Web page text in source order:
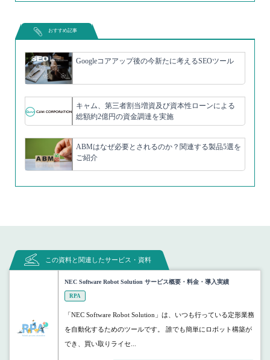
おすすめ記事
Googleコアアップ後の今新たに考えるSEOツール
キャム、第三者割当増資及び資本性ローンによる
総額約2億円の資金調達を実施
ABMはなぜ必要とされるのか？関連する製品5選を
ご紹介
この資料と関連したサービス・資料
NEC Software Robot Solution サービス概要・料金・導入実績
RPA
「NEC Software Robot Solution」は、いつも行っている定形業務
を自動化するためのツールです。 誰でも簡単にロボット構築が
でき、買い取りライセ...